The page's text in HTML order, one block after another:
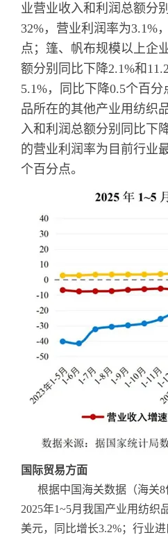
业营业收入和利润总额分
32%，营业利润率为3.1%
点；篷、帆布规模以上企
额分别同比下降2.1%和
5.1%，同比下降0.5个百
品所在的其他产业用纺织
入和利润总额分别同比下
的营业利润率为目前行业
个百分点。
国际贸易方面
根据中国海关数据（海关8
2025年1~5月我国产业用纺织
美元，同比增长3.2%；行业